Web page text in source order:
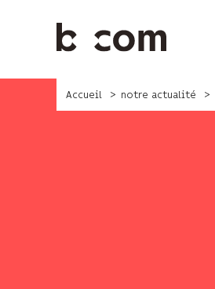
Accueil notre actualité